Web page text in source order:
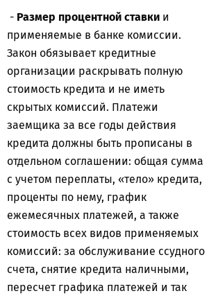
- Размер процентной ставки и
применяемые в банке комиссии.
Закон обязывает кредитные
организации раскрывать полную
стоимость кредита и не иметь
скрытых комиссий. Платежи
заемщика за все годы действия
кредита должны быть прописаны в
отдельном соглашении: общая сумма
с учетом переплаты, «тело» кредита,
проценты по нему, график
ежемесячных платежей, а также
стоимость всех видов применяемых
комиссий: за обслуживание ссудного
счета, снятие кредита наличными,
пересчет графика платежей и так